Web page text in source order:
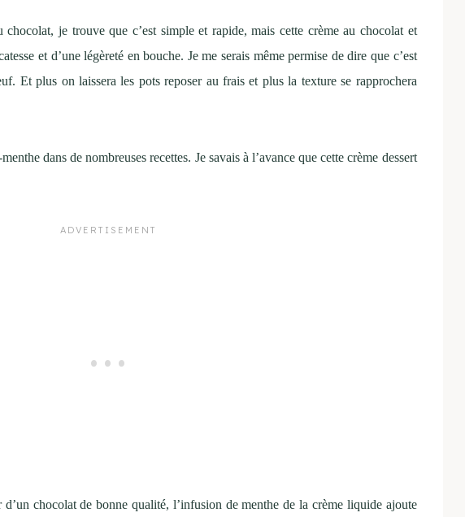
chocolat, je trouve que c’est simple et rapide, mais cette crème au chocolat et
et d’une légèreté en bouche. Je me serais même permise de dire que c’est
Et plus on laissera les pots reposer au frais et plus la texture se rapprochera
dans de nombreuses recettes. Je savais à l’avance que cette crème dessert
d’un chocolat de bonne qualité, l’infusion de menthe de la crème liquide ajoute